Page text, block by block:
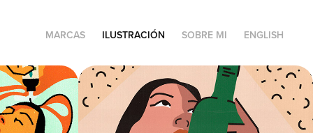
MARCAS ILUSTRACIÓN SOBRE MI ENGLISH
que La mirada deseante
Ilustración